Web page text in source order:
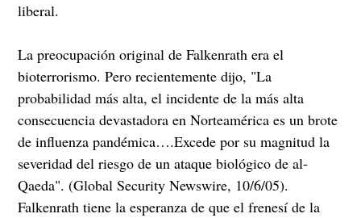
liberal.
La preocupación original de Falkenrath era el
bioterrorismo. Pero recientemente dijo, "La
probabilidad más alta, el incidente de la más alta
consecuencia devastadora en Norteamérica es un brote
de influenza pandémica….Excede por su magnitud la
severidad del riesgo de un ataque biológico de al-
Qaeda". (Global Security Newswire, 10/6/05).
Falkenrath tiene la esperanza de que el frenesí de la